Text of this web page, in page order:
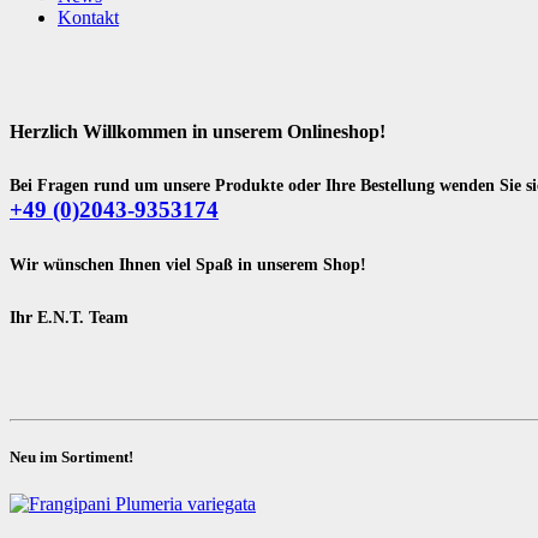
Kontakt
Herzlich Willkommen in unserem Onlineshop!
Bei Fragen rund um unsere Produkte oder Ihre Bestellung wenden Sie
+49 (0)2043-9353174
Wir wünschen Ihnen viel Spaß in unserem Shop!
Ihr E.N.T. Team
Neu im Sortiment!